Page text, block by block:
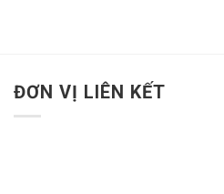
ĐƠN VỊ LIÊN KẾT